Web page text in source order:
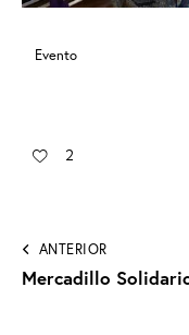
Evento
2
ANTERIOR
Mercadillo